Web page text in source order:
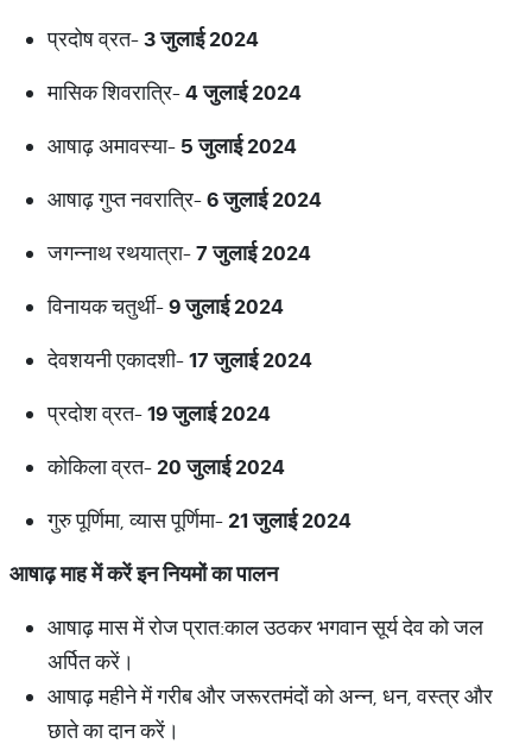
प्रदोष व्रत-3 जुलाई 2024
मासिक शिवरात्रि-4 जुलाई 2024
आषाढ़ अमावस्या- 5 जुलाई 2024
आषाढ़ गुप्त नवरात्रि-6 जुलाई 2024
जगन्नाथ रथयात्रा-7 जुलाई 2024
विनायक चतुर्थी-9 जुलाई 2024
देवशयनी एकादशी-17 जुलाई 2024
प्रदोश व्रत-19 जुलाई 2024
कोकिला व्रत-20 जुलाई 2024
गुरु पूर्णिमा, व्यास पूर्णिमा-21 जुलाई 2024
आषाढ़ माह में करें इन नियमों का पालन
आषाढ़ मास में रोज प्रात:काल उठकर भगवान सूर्य देव को जल
अर्पित करें।
आषाढ़ महीने में गरीब और जरूरतमंदों को अन्न, धन, वस्त्र और
छाते का दान करें।